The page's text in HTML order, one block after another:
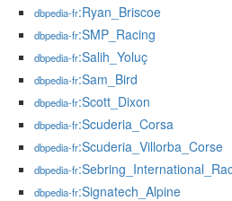
dbpedia-fr:Ryan_Briscoe
dbpedia-fr:SMP_Racing
dbpedia-fr:Salih_Yoluç
dbpedia-fr:Sam_Bird
dbpedia-fr:Scott_Dixon
dbpedia-fr:Scuderia_Corsa
dbpedia-fr:Scuderia_Villorba_Corse
dbpedia-fr
dbpedia-fr:Signatech_Alpine